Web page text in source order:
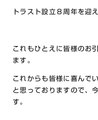
トラスト設立８周年を迎
これもひとえに皆様のお
ます。
これからも皆様に喜んで
と思っておりますので、
す。